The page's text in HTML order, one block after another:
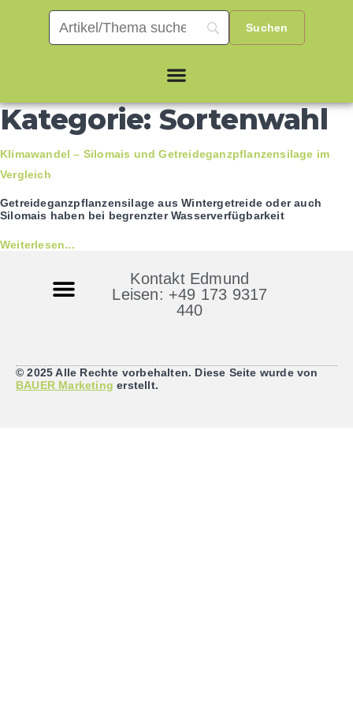
Kategorie: Sortenwahl
Klimawandel – Silomais und Getreideganzpflanzensilage im
Vergleich
Getreideganzpflanzensilage aus Wintergetreide oder auch
Silomais haben bei begrenzter Wasserverfügbarkeit
Weiterlesen...
Kontakt Edmund
Leisen: +49 173 9317
440
© 2025 Alle Rechte vorbehalten. Diese Seite wurde von
BAUER Marketing erstellt.